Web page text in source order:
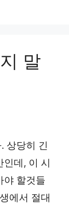
말
상당히 긴
데, 이 시
야 할것들
에서 절대